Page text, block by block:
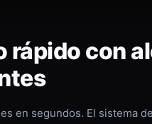
rápido con
en segundos. El sistema